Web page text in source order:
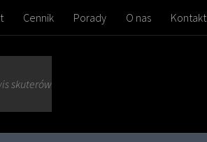
Cennik Porady O nas Kontakt
skuterów